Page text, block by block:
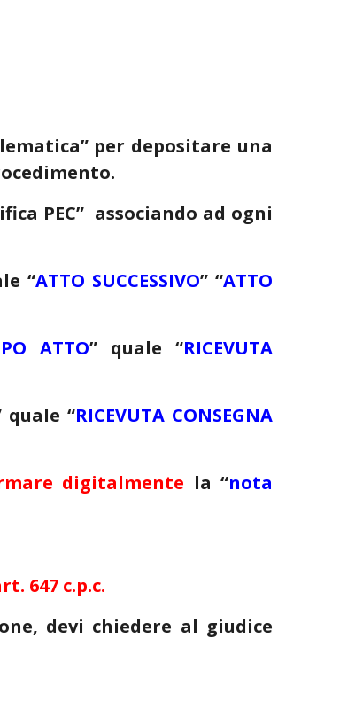
per depositare una
PEC” associando ad ogni
“ATTO SUCCESSIVO” “ATTO
ATTO” quale“RICEVUTA
quale “RICEVUTA CONSEGNA
digitalmente la “nota
647 c.p.c.
devi chiedere al giudice